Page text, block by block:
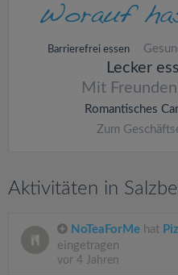
Barrierefrei essen
Lecker
Mit
Romantisches
Zum
Aktivitäten in
NoTeaForMe hat
eingetragen
vor 4 Jahren